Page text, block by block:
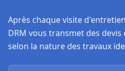
Après chaque visite
DRM vous transmet des
selon la nature des travaux